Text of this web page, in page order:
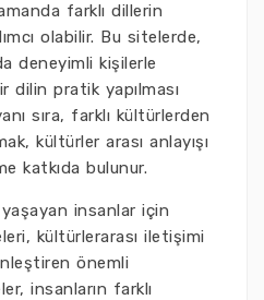
farklı dillerin
olabilir. Bu sitelerde,
deneyimli kişilerle
dilin pratik yapılması
sıra, farklı kültürlerden
kültürler arası anlayışı
katkıda bulunur.
insanlar için
kültürlerarası iletişimi
önemli
insanların farklı